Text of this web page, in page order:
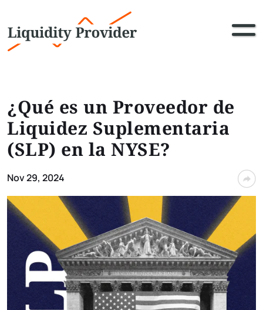
¿Qué es un Proveedor de
Liquidez Suplementaria
(SLP) en la NYSE?
Nov 29, 2024